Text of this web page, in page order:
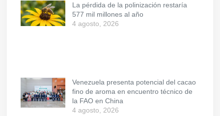
La pérdida de la polinización restaría
577 mil millones al año
4 agosto, 2026
Venezuela presenta potencial del cacao
fino de aroma en encuentro técnico de
la FAO en China
4 agosto, 2026